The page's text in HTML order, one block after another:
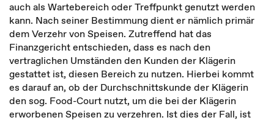
auch als Wartebereich oder Treffpunkt genutzt werden
kann. Nach seiner Bestimmung dient er nämlich primär
dem Verzehr von Speisen. Zutreffend hat das
Finanzgericht entschieden, dass es nach den
vertraglichen Umständen den Kunden der Klägerin
gestattet ist, diesen Bereich zu nutzen. Hierbei kommt
es darauf an, ob der Durchschnittskunde der Klägerin
den sog. Food-Court nutzt, um die bei der Klägerin
erworbenen Speisen zu verzehren. Ist dies der Fall, ist